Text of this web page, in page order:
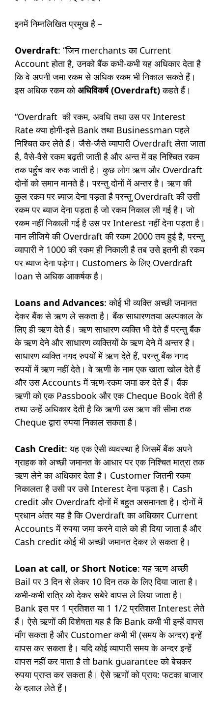
इनमें निम्नलिखित प्रमुख है –
Overdraft: “जिन merchants का Current
Account होता है, उनको बैंक कभी-कभी यह अधिकार देता है
कि वे अपनी जमा रकम से अधिक रकम भी निकाल सकते हैं।
इस अधिक रकम कोअधिविकर्ष (Overdraft)कहते हैं।
“Overdraft की रकम, अवधि तथा उस पर Interest
Rate क्या होगी-इसे Bank तथा Businessman पहले
निश्चित कर लेते हैं। जैसे-जैसे व्यापारी Overdraft लेता जाता
है, वैसे-वैसे रकम बढ़ती जाती है और अन्त में वह निश्चित रकम
तक पहुँच कर रुक जाती है। कुछ लोग ऋण और Overdraft
दोनों को समान मानते है। परन्तु दोनों में अन्तर है। ऋण की
कुल रकम पर ब्याज देना पड़ता है परन्तु Overdraft की उसी
रकम पर ब्याज देना पड़ता है जो रकम निकाल ली गई है। जो
रकम नहीं निकाली गई है उस पर Interest नहीं देना पड़ता है।
मान लीजिये की Overdraft की रकम 2000 तय हुई है, परन्तु
व्यापारी ने 1000 की रकम ही निकाली है तब उसे इतनी ही रकम
पर ब्याज देना पड़ेगा। Customers के लिए Overdraft
loan से अधिक आकर्षक है।
Loans and Advances: कोई भी व्यक्ति अच्छी जमानत
देकर बैंक से ऋण ले सकता है। बैंक साधारणतया अल्पकाल के
लिए ही ऋण देते हैं। ऋण साधारण व्यक्ति भी देते हैं परन्तु बैंक
के ऋण देने और साधारण व्यक्तियों के ऋण देने में अन्तर है।
साधारण व्यक्ति नगद रुपयों में ऋण देते हैं, परन्तु बैंक नगद
रुपयों में ऋण नहीं देते। वे ऋणी के नाम एक खाता खोल देते हैं
और उस Accounts में ऋण-रकम जमा कर देते हैं। बैंक
ऋणी को एक Passbook और एक Cheque Book देती है
तथा उन्हें अधिकार देती है कि ऋणी उस ऋण की सीमा तक
Cheque द्वारा रुपया निकाल सकता है।
Cash Credit: यह एक ऐसी व्यवस्था है जिसमें बैंक अपने
ग्राहक को अच्छी जमानत के आधार पर एक निश्चित मात्रा तक
ऋण लेने का अधिकार देता है। Customer जितनी रकम
निकालता है उसी पर उसे Interest देना पड़ता है। Cash
credit और Overdraft दोनों में बहुत असमानता है। दोनों में
प्रधान अंतर यह है कि Overdraft का अधिकार Current
Accounts में रुपया जमा करने वाले को ही दिया जाता है और
Cash credit कोई भी अच्छी जमानत देकर ले सकता है।
Loan at call, or Short Notice: यह ऋण अच्छी
Bail पर 3 दिन से लेकर 10 दिन तक के लिए दिया जाता है।
कभी-कभी रात्रि को देकर सबेरे वापस ले लिया जाता है।
Bank इस पर 1 प्रतिशत या 1 1/2 प्रतिशत Interest लेते
हैं। ऐसे ऋणों की विशेषता यह है कि Bank कभी भी इन्हें वापस
माँग सकता है और Customer कभी भी (समय के अन्दर) इन्हें
वापस कर सकता है। यदि कोई व्यापारी समय के अन्दर इन्हें
वापस नहीं कर पाता है तो bank guarantee को बेचकर
रुपया प्राप्त कर सकता है। ऐसे ऋणों को प्राय: फटका बाजार
के दलाल लेते हैं।